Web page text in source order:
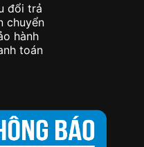
đổi trả
chuyển
hành
toán